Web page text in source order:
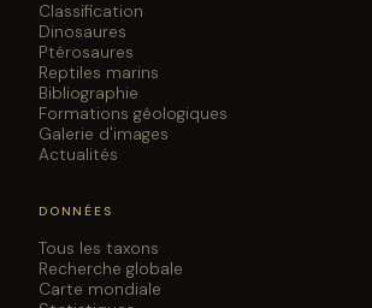
Classification
Dinosaures
Ptérosaures
Reptiles marins
Bibliographie
Formations géologiques
Galerie d'images
Actualités
DONNÉES
Tous les taxons
Recherche globale
Carte mondiale